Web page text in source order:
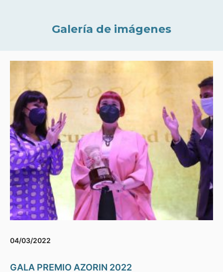
Galería de imágenes
04/03/2022
GALA PREMIO AZORIN 2022